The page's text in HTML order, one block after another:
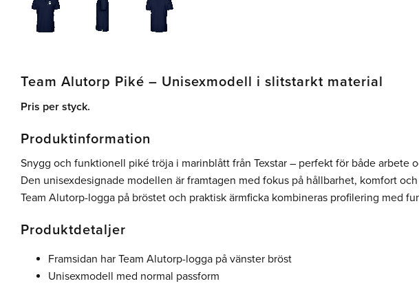
Team Alutorp Piké – Unisexmodell i slitstarkt material
Pris per styck.
Produktinformation
Snygg och funktionell piké tröja i marinblått från Texstar – perfekt för både arbete
Den unisexdesignade modellen är framtagen med fokus på hållbarhet, komfort
Team Alutorp-logga på bröstet och praktisk ärmficka kombineras profilering med
Produktdetaljer
Framsidan har Team Alutorp-logga på vänster bröst
Unisexmodell med normal passform